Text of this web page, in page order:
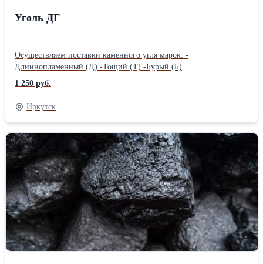
Уголь ДГ
Осуществляем поставки каменного угля марок: -
Длиннопламенный (Д) -Тощий (Т) -Бурый (Б)
-Длиннопламенный Газовый (ДГ) -Слабоспекающийся (СС)
-Жирный (Ж) -Газовый Жирный Отощенный (ГЖО)
-Отощенный Спекающийся (ОС) Имеем в собственности, а так
же арендованный сортировочный комплекс. Произведем любую
фракцию под ваши нужды. При необходимости обогатим.
Поставки по РФ от 1 вагона, на экспорт от 5
вагонов.Производитель: Собственное производство Вид: Бурый
Тип: Длиннопламенный Фракция: Мм 0-50 Теплотворность:
Ккад/кг 550
1 250 руб.
Иркутск